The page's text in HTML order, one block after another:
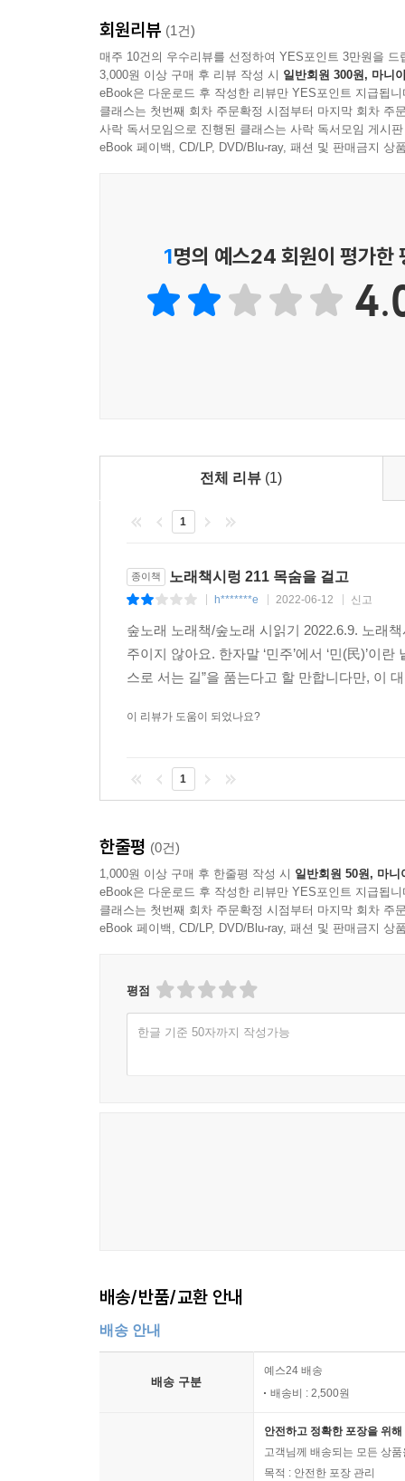
작은 평화
겨울산의 침묵
아름다운 영혼은
방주교회
순서 정해진 여자의 마음
크리스마스 카드만 해도
아픈 마음만큼이나
푸른 청춘 붉은 한생
가을날의 세척
빈자의 영결 못박는 소리
납일날의 모닥불
미술실
발문/김용택
회원리뷰 (1건)
매주 10건의 우수리뷰를 선정하여 YES포인트 3만원을 드
3,000원 이상 구매 후 리뷰 작성 시 일반회원 300원, 마니
eBook은 다운로드 후 작성한 리뷰만 YES포인트 지급됩니
클래스는 첫번째 회차 주문확정 시점부터 마지막 회차 주
사락 독서모임으로 진행된 클래스는 사락 독서모임 게시
eBook 페이백, CD/LP, DVD/Blu-ray, 패션 및 판매금지 상
1명의 예스24 회원이 평가한
전체 리뷰 (1)
1
종이책 노래책시렁 211 목숨을 걸고
h*******e 2022-06-12 신고
숲노래 노래책/숲노래 시읽기 2022.6.9. 노래
주이지 않아요. 한자말 ‘민주’에서 ‘민(民)’이
스로 서는 길”을 품는다고 할 만합니다만, 이
이 리뷰가 도움이 되었나요?
1
한줄평 (0건)
1,000원 이상 구매 후 한줄평 작성 시 일반회원 50원, 마니
eBook은 다운로드 후 작성한 리뷰만 YES포인트 지급됩니
클래스는 첫번째 회차 주문확정 시점부터 마지막 회차 주
eBook 페이백, CD/LP, DVD/Blu-ray, 패션 및 판매금지 상
평점
한글 기준 50자까지 작성가능
배송/반품/교환 안내
배송 안내
배송 구분
예스24 배송
배송비 : 2,500원
안전하고 정확한 포장을 위
고객님께 배송되는 모든 상
목적 : 안전한 포장 관리